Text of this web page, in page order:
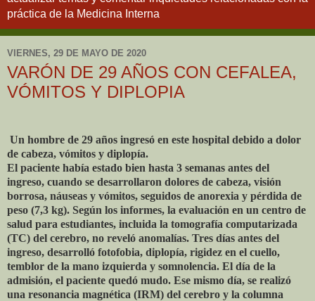
práctica de la Medicina Interna
VIERNES, 29 DE MAYO DE 2020
VARÓN DE 29 AÑOS CON CEFALEA,
VÓMITOS Y DIPLOPIA
Un hombre de 29 años ingresó en este hospital debido a dolor
de cabeza, vómitos y diplopía.
El paciente había estado bien hasta 3 semanas antes del
ingreso, cuando se desarrollaron dolores de cabeza, visión
borrosa, náuseas y vómitos, seguidos de anorexia y pérdida de
peso (7,3 kg). Según los informes, la evaluación en un centro de
salud para estudiantes, incluida la tomografía computarizada
(TC) del cerebro, no reveló anomalías. Tres días antes del
ingreso, desarrolló fotofobia, diplopía, rigidez en el cuello,
temblor de la mano izquierda y somnolencia. El día de la
admisión, el paciente quedó mudo. Ese mismo día, se realizó
una resonancia magnética (IRM) del cerebro y la columna